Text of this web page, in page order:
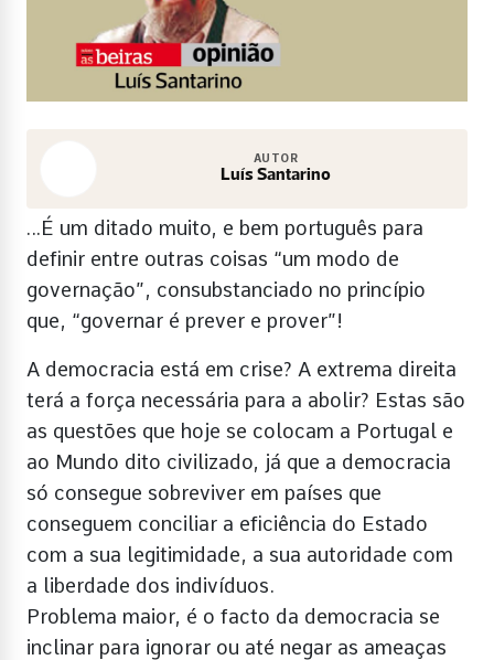
AUTOR
Luís Santarino
…É um ditado muito, e bem português para
definir entre outras coisas “um modo de
governação”, consubstanciado no princípio
que, “governar é prever e prover”!
A democracia está em crise? A extrema direita
terá a força necessária para a abolir? Estas são
as questões que hoje se colocam a Portugal e
ao Mundo dito civilizado, já que a democracia
só consegue sobreviver em países que
conseguem conciliar a eficiência do Estado
com a sua legitimidade, a sua autoridade com
a liberdade dos indivíduos.
Problema maior, é o facto da democracia se
inclinar para ignorar ou até negar as ameaças